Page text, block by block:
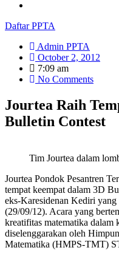
Daftar PPTA
Admin PPTA
October 2, 2012
7:09 am
No Comments
Jourtea Raih
Bulletin Contest
Tim Jourtea dalam
Jourtea Pondok Pesantren
tempat keempat dalam 3D
eks-Karesidenan Kediri
(29/09/12). Acara yang
kreatifitas matematika dalam
diselenggarakan oleh
Matematika (HMPS-TMT)